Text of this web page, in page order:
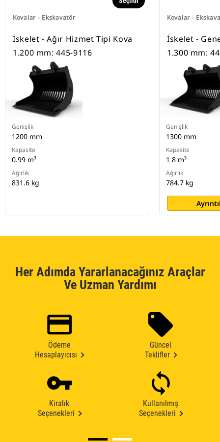
Kovalar - Ekskavatör
İskelet - Ağır Hizmet Tipi Kova
1.200 mm: 445-9116
Genişlik
1200 mm
Kapasite
0.99 m³
Ağırlık
831.6 kg
Kovalar -
İskelet -
1.300 mm:
Genişlik
1300 mm
Kapasite
1 8 m³
Ağırlık
784.7 kg
Her Adımda Yararlanacağınız Araçlar
Ve Uzman Yardımı
Ödeme
Hesaplayıcısı
Güncel
Teklifler
Kiralık
Seçenekleri
Kullanılmış
Seçenekleri